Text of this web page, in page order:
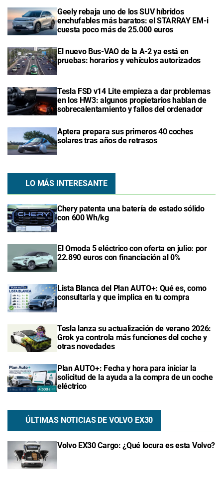
Geely rebaja uno de los SUV híbridos
enchufables más baratos: el STARRAY EM-i
cuesta poco más de 25.000 euros
El nuevo Bus-VAO de la A-2 ya está en
pruebas: horarios y vehículos autorizados
Tesla FSD v14 Lite empieza a dar problemas
en los HW3: algunos propietarios hablan de
sobrecalentamiento y fallos del ordenador
Aptera prepara sus primeros 40 coches
solares tras años de retrasos
LO MÁS INTERESANTE
Chery patenta una batería de estado sólido
con 600 Wh/kg
El Omoda 5 eléctrico con oferta en julio: por
22.890 euros con financiación al 0%
Lista Blanca del Plan AUTO+: Qué es, como
consultarla y que implica en tu compra
Tesla lanza su actualización de verano 2026:
Grok ya controla más funciones del coche y
otras novedades
Plan AUTO+: Fecha y hora para iniciar la
solicitud de la ayuda a la compra de un coche
eléctrico
ÚLTIMAS NOTICIAS DE VOLVO EX30
Volvo EX30 Cargo: ¿Qué locura es esta Volvo?